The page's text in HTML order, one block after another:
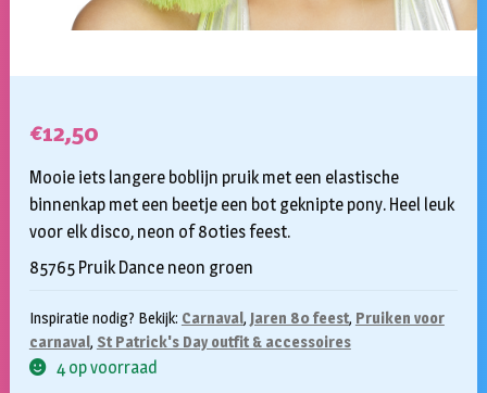
€12,50
Mooie iets langere boblijn pruik met een elastische
binnenkap met een beetje een bot geknipte pony. Heel leuk
voor elk disco, neon of 80ties feest.
85765 Pruik Dance neon groen
Inspiratie nodig? Bekijk: Carnaval, Jaren 80 feest, Pruiken voor
carnaval, St Patrick's Day outfit & accessoires
4 op voorraad